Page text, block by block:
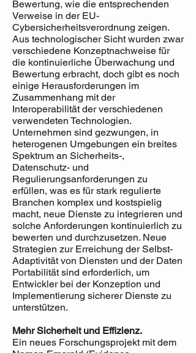
Bewertung, wie die entsprechenden
Verweise in der EU-
Cybersicherheitsverordnung zeigen.
Aus technologischer Sicht wurden zwar
verschiedene Konzeptnachweise für
die kontinuierliche Überwachung und
Bewertung erbracht, doch gibt es noch
einige Herausforderungen im
Zusammenhang mit der
Interoperabilität der verschiedenen
verwendeten Technologien.
Unternehmen sind gezwungen, in
heterogenen Umgebungen ein breites
Spektrum an Sicherheits-,
Datenschutz- und
Regulierungsanforderungen zu
erfüllen, was es für stark regulierte
Branchen komplex und kostspielig
macht, neue Dienste zu integrieren und
solche Anforderungen kontinuierlich zu
bewerten und durchzusetzen. Neue
Strategien zur Erreichung der Selbst-
Adaptivität von Diensten und der Daten
Portabilität sind erforderlich, um
Entwickler bei der Konzeption und
Implementierung sicherer Dienste zu
unterstützen.
Mehr Sicherheit und Effizienz.
Ein neues Forschungsprojekt mit dem